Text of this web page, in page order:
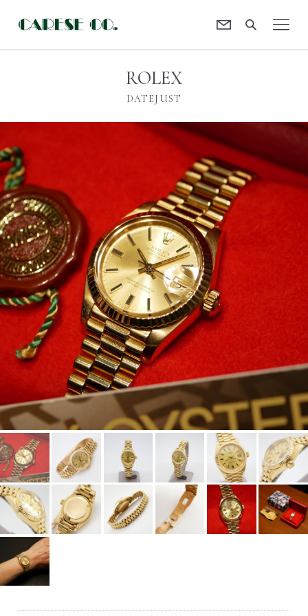
ROLEX
DATEJUST